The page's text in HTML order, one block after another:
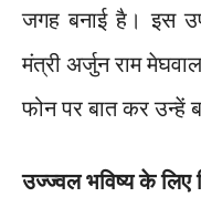
जगह बनाई है। इस
मंत्री अर्जुन राम
फोन पर बात कर उन्हें
उज्ज्वल भविष्य के लिए